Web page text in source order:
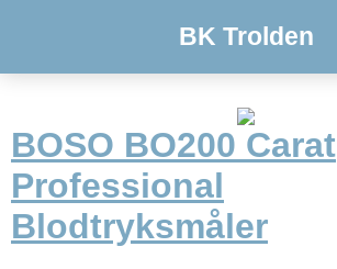
BK Trolden
BOSO BO200 Carat
Professional
Blodtryksmåler